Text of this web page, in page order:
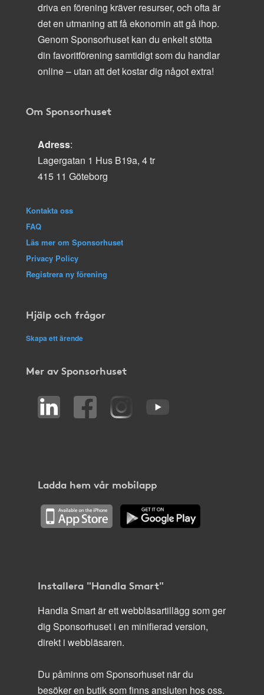
driva en förening kräver resurser, och ofta är
det en utmaning att få ekonomin att gå ihop.
Genom Sponsorhuset kan du enkelt stötta
din favoritförening samtidigt som du handlar
online – utan att det kostar dig något extra!
Om Sponsorhuset
Adress:
Lagergatan 1 Hus B19a, 4 tr
415 11 Göteborg
Kontakta oss
FAQ
Läs mer om Sponsorhuset
Privacy Policy
Registrera ny förening
Hjälp och frågor
Skapa ett ärende
Mer av Sponsorhuset
Ladda hem vår mobilapp
Installera "Handla Smart"
Handla Smart är ett webbläsartillägg som ger
dig Sponsorhuset i en minifierad version,
direkt i webbläsaren.
Du påminns om Sponsorhuset när du
besöker en butik som finns ansluten hos oss.